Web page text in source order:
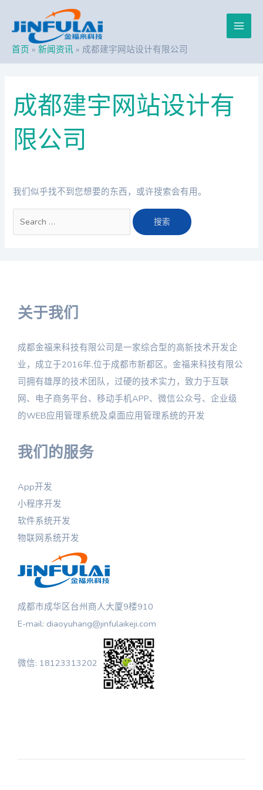
Main
首页 新闻资讯 成都建宇网站设计有限公司
成都建宇网站设计有
限公司
我们似乎找不到您想要的东西，或许搜索会有用。
索：
关于我们
成都金福来科技有限公司是一家综合型的高新技术开发企
业，成立于2016年,位于成都市新都区。金福来科技有限公
司拥有雄厚的技术团队，过硬的技术实力，致力于互联
网、电子商务平台、移动手机APP、微信公众号、企业级
的WEB应用管理系统及桌面应用管理系统的开发
我们的服务
App开发
小程序开发
软件系统开发
物联网系统开发
成都市成华区台州商人大厦9楼910
E-mail: diaoyuhang@jinfulaikeji.com
微信: 18123313202